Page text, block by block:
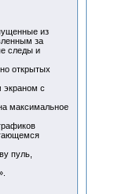
из
за
следы и
открытых
экраном с
максимальное
пуль,